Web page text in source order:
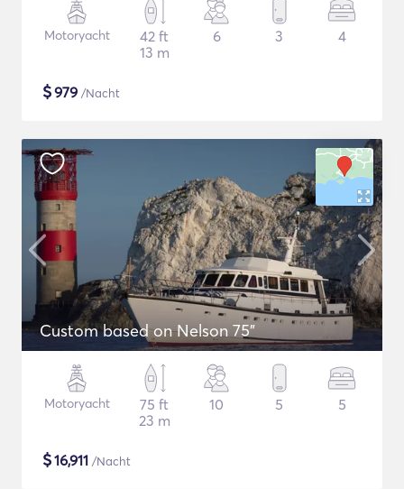
Motoryacht
42 ft
13 m
6 3 4
$979 /Nacht
Custom based on Nelson 75"
Motoryacht
75 ft
23 m
10 5 5
$16,911 /Nacht